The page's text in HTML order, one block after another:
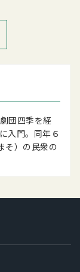
団四季を経
入門。同年６
そ）の民衆の